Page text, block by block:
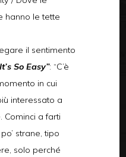
hanno le tette
il sentimento
So Easy”: “C’è
in cui
interessato a
Cominci a farti
strane, tipo
solo perché